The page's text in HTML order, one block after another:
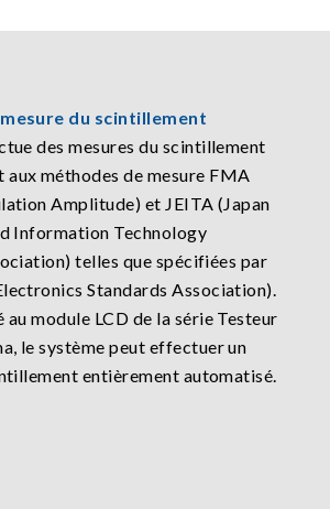
du scintillement
des mesures du scintillement
méthodes de mesure FMA
Amplitude) et JEITA (Japan
Information Technology
telles que spécifiées par
Standards Association).
au module LCD de la série Testeur
le système peut effectuer un
entièrement automatisé.